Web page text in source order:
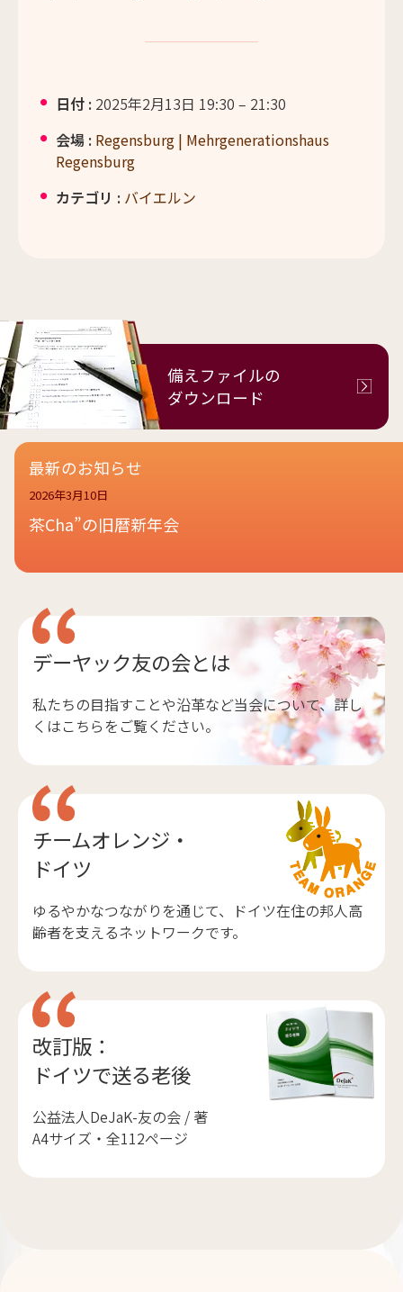
日付 : 2025年2月13日 19:30 – 21:30
会場 : Regensburg | Mehrgenerationshaus
Regensburg
カテゴリ : バイエルン
備えファイルの
ダウンロード
最新のお知らせ
2026年3月10日
茶Cha”の旧暦新年会
デーヤック友の会とは
私たちの目指すことや沿革など当会について、詳し
くはこちらをご覧ください。
チームオレンジ・
ドイツ
ゆるやかなつながりを通じて、ドイツ在住の邦人高
齢者を支えるネットワークです。
改訂版：
ドイツで送る老後
公益法人DeJaK-友の会 / 著
A4サイズ・全112ページ